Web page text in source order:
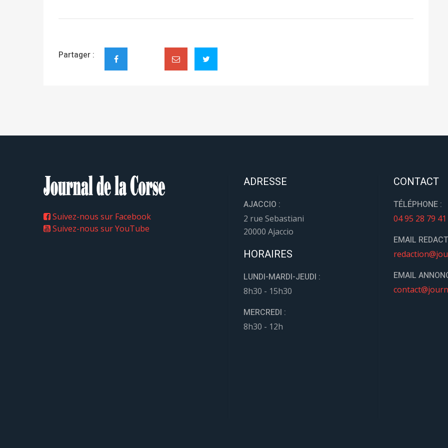
Partager :
Suivez-nous sur Facebook
Suivez-nous sur YouTube
ADRESSE
AJACCIO :
2 rue Sebastiani
20000 Ajaccio
HORAIRES
LUNDI-MARDI-JEUDI :
8h30 - 15h30
MERCREDI :
8h30 - 12h
CONTACT
TÉLÉPHONE :
04 95 28 79 41
EMAIL
EMAIL